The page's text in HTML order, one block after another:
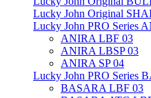
Lucky John Original
Lucky John PRO Series
ANIRA LBF 03
ANIRA LBSP 03
ANIRA SP 04
Lucky John PRO Series
BASARA LBF 03